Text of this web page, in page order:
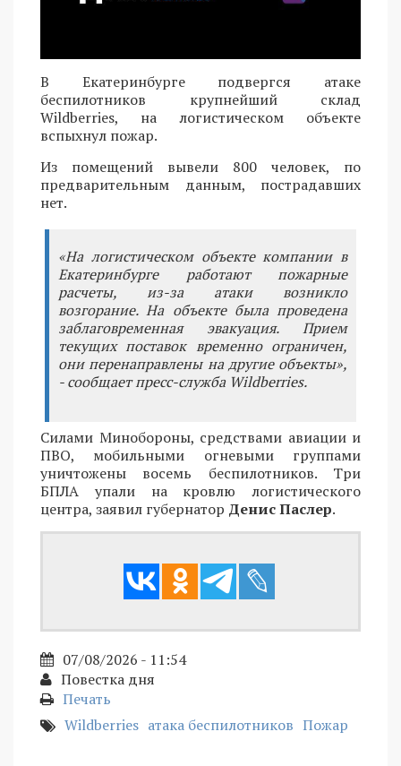
В Екатеринбурге подвергся атаке
беспилотников крупнейший склад
Wildberries, на логистическом объекте
вспыхнул пожар.
Из помещений вывели 800 человек, по
предварительным данным, пострадавших
нет.
«На логистическом объекте компании в
Екатеринбурге работают пожарные
расчеты, из-за атаки возникло
возгорание. На объекте была проведена
заблаговременная эвакуация. Прием
текущих поставок временно ограничен,
они перенаправлены на другие объекты»,
- сообщает пресс-служба Wildberries.
Силами Минобороны, средствами авиации и
ПВО, мобильными огневыми группами
уничтожены восемь беспилотников. Три
БПЛА упали на кровлю логистического
центра, заявил губернатор Денис Паслер.
07/08/2026 - 11:54
Повестка дня
Печать
Wildberries атака беспилотников Пожар